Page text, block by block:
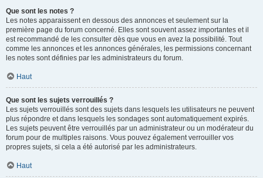
Que sont les notes ?
Les notes apparaissent en dessous des annonces et seulement sur la
première page du forum concerné. Elles sont souvent assez importantes et il
est recommandé de les consulter dès que vous en avez la possibilité. Tout
comme les annonces et les annonces générales, les permissions concernant
les notes sont définies par les administrateurs du forum.
Haut
Que sont les sujets verrouillés ?
Les sujets verrouillés sont des sujets dans lesquels les utilisateurs ne peuvent
plus répondre et dans lesquels les sondages sont automatiquement expirés.
Les sujets peuvent être verrouillés par un administrateur ou un modérateur du
forum pour de multiples raisons. Vous pouvez également verrouiller vos
propres sujets, si cela a été autorisé par les administrateurs.
Haut